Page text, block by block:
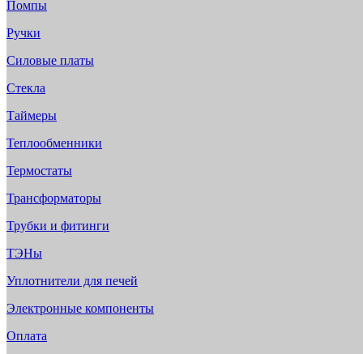
Помпы
Ручки
Силовые платы
Стекла
Таймеры
Теплообменники
Термостаты
Трансформаторы
Трубки и фитинги
ТЭНы
Уплотнители для печей
Электронные компоненты
Оплата